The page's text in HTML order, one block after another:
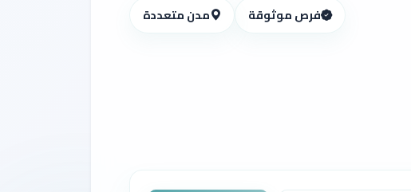
فرص موثوقة مدن متعددة